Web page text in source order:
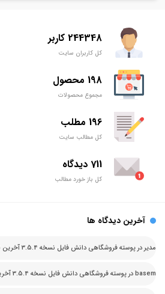
244348 کاربر
کل کاربران سایت
198 محصول
مجموع محصولات
196 مطلب
کل مطالب سایت
711 دیدگاه
کل باز خورد مطالب
آخرین دیدگاه ها
مدیردرپوسته فروشگاهی دانش فایل نسخه 3.5.4 آخرین نسخه
basemدرپوسته فروشگاهی دانش فایل نسخه 3.5.4 آخرین نسخه